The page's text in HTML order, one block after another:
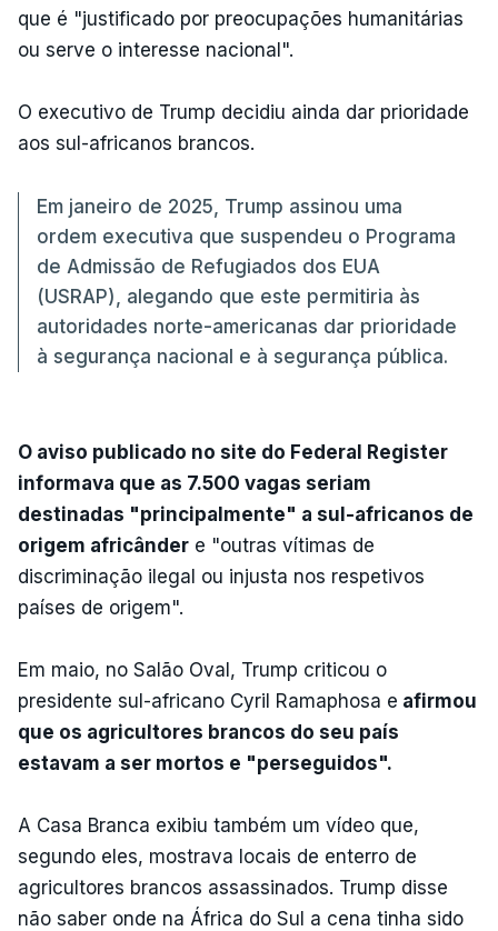
que é "justificado por preocupações humanitárias
ou serve o interesse nacional".
O executivo de Trump decidiu ainda dar prioridade
aos sul-africanos brancos.
Em janeiro de 2025, Trump assinou uma
ordem executiva que suspendeu o Programa
de Admissão de Refugiados dos EUA
(USRAP), alegando que este permitiria às
autoridades norte-americanas dar prioridade
à segurança nacional e à segurança pública.
O aviso publicado no site do Federal Register
informava que as 7.500 vagas seriam
destinadas "principalmente" a sul-africanos de
origem africânder e "outras vítimas de
discriminação ilegal ou injusta nos respetivos
países de origem".
Em maio, no Salão Oval, Trump criticou o
presidente sul-africano Cyril Ramaphosa e afirmou
que os agricultores brancos do seu país
estavam a ser mortos e "perseguidos".
A Casa Branca exibiu também um vídeo que,
segundo eles, mostrava locais de enterro de
agricultores brancos assassinados. Trump disse
não saber onde na África do Sul a cena tinha sido